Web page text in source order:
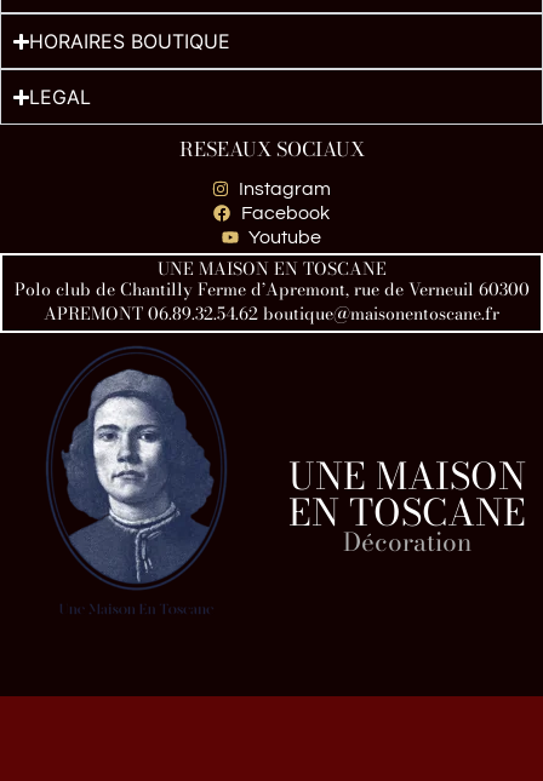
HORAIRES BOUTIQUE
LEGAL
RESEAUX SOCIAUX
Instagram
Facebook
Youtube
UNE MAISON EN TOSCANE
Polo club de Chantilly Ferme d’Apremont, rue de Verneuil 60300
APREMONT 06.89.32.54.62 boutique@maisonentoscane.fr
UNE MAISON
EN TOSCANE
Décoration